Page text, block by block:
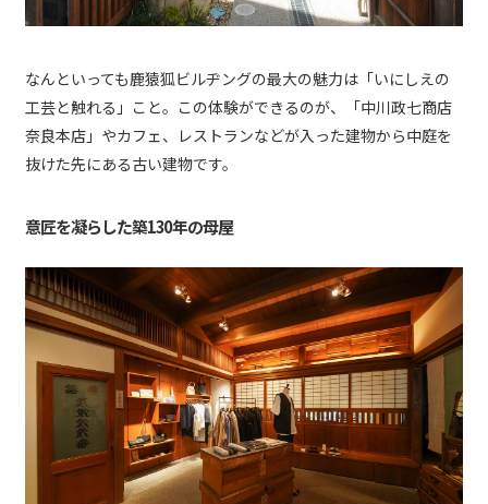
なんといっても鹿猿狐ビルヂングの最大の魅力は「いにしえの
工芸と触れる」こと。この体験ができるのが、「中川政七商店
奈良本店」やカフェ、レストランなどが入った建物から中庭を
抜けた先にある古い建物です。
意匠を凝らした築130年の母屋